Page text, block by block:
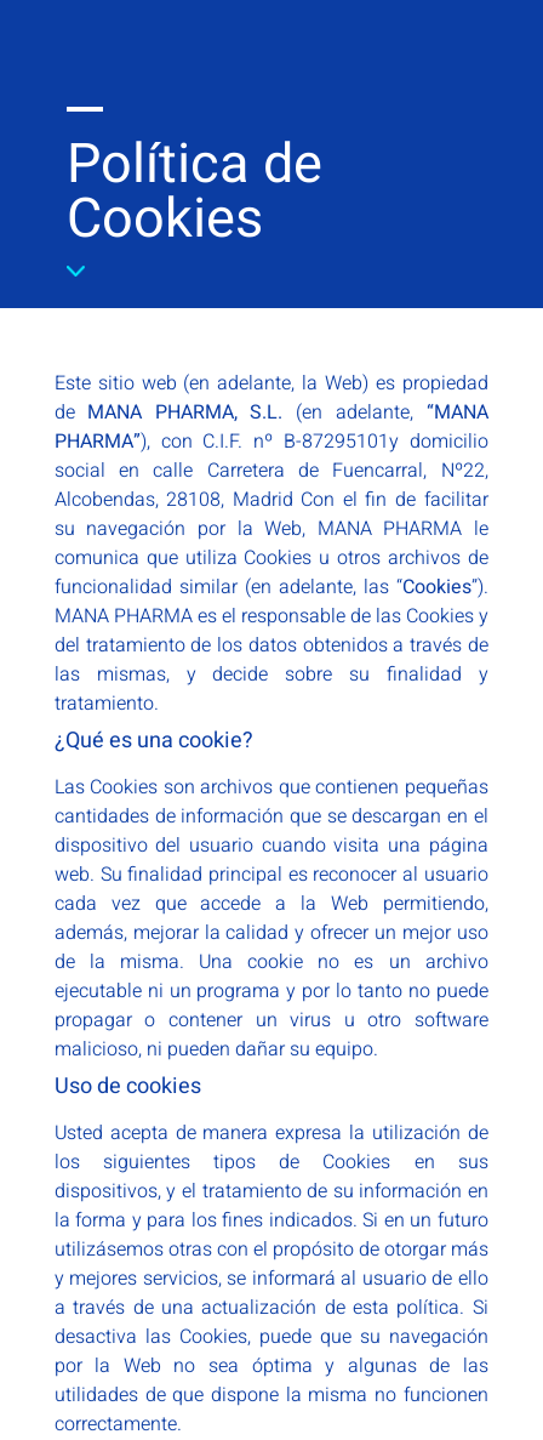
Política de
Cookies
Este sitio web (en adelante, la Web) es propiedad
deMANA PHARMA, S.L. (en adelante,“MANA
PHARMA”), con C.I.F. nº B-87295101y domicilio
social en calle Carretera de Fuencarral, Nº22,
Alcobendas, 28108, Madrid Con el fin de facilitar
su navegación por la Web, MANA PHARMA le
comunica que utiliza Cookies u otros archivos de
funcionalidad similar (en adelante, las “Cookies”).
MANA PHARMA es el responsable de las Cookies y
del tratamiento de los datos obtenidos a través de
las mismas, y decide sobre su finalidad y
tratamiento.
¿Qué es una cookie?
Las Cookies son archivos que contienen pequeñas
cantidades de información que se descargan en el
dispositivo del usuario cuando visita una página
web. Su finalidad principal es reconocer al usuario
cada vez que accede a la Web permitiendo,
además, mejorar la calidad y ofrecer un mejor uso
de la misma. Una cookie no es un archivo
ejecutable ni un programa y por lo tanto no puede
propagar o contener un virus u otro software
malicioso, ni pueden dañar su equipo.
Uso de cookies
Usted acepta de manera expresa la utilización de
los siguientes tipos de Cookies en sus
dispositivos, y el tratamiento de su información en
la forma y para los fines indicados. Si en un futuro
utilizásemos otras con el propósito de otorgar más
y mejores servicios, se informará al usuario de ello
a través de una actualización de esta política. Si
desactiva las Cookies, puede que su navegación
por la Web no sea óptima y algunas de las
utilidades de que dispone la misma no funcionen
correctamente.